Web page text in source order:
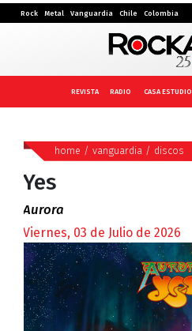
Rock Metal Vanguardia Chile Colombia
REVISTA RADIO CASA ESTUDIO
home / vanguardia/ discos
Yes
Aurora
Viernes, 03 de Julio de 2026